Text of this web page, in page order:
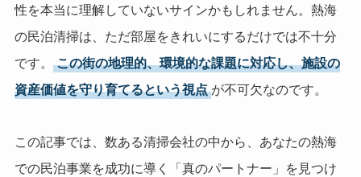
性を本当に理解していないサインかもしれません。熱海
の民泊清掃は、ただ部屋をきれいにするだけでは不十分
です。
この街の地理的、環境的な課題に対応し、施設の
資産価値を守り育てるという視点 が不可欠なのです。
この記事では、数ある清掃会社の中から、あなたの熱海
での民泊事業を成功に導く「真のパートナー」を見つけ